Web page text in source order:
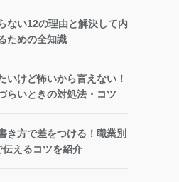
ない12の理由と解決して内
ための全知識
いけど怖いから言えない！
らいときの対処法・コツ
き方で差をつける！職業別
えるコツを紹介